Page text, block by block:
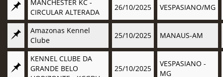
MANCHESTER KC -
CIRCULAR ALTERADA
26/10/2025 VESPASIANO/MG
Amazonas Kennel
Clube
25/10/2025 MANAUS-AM
KENNEL CLUBE DA
GRANDE BELO
25/10/2025
VESPASIANO -
MG